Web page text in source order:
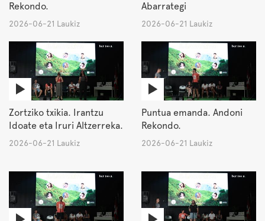
Rekondo.
2026-06-21 Laukiz
Abarrategi
2026-06-21 Laukiz
Zortziko txikia. Irantzu
Idoate eta Iruri Altzerreka.
2026-06-21 Laukiz
Puntua emanda. Andoni
Rekondo.
2026-06-21 Laukiz